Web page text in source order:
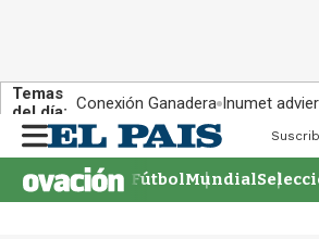
Temas
del día: Conexión Ganadera Inumet
n
u
FútbolMundial